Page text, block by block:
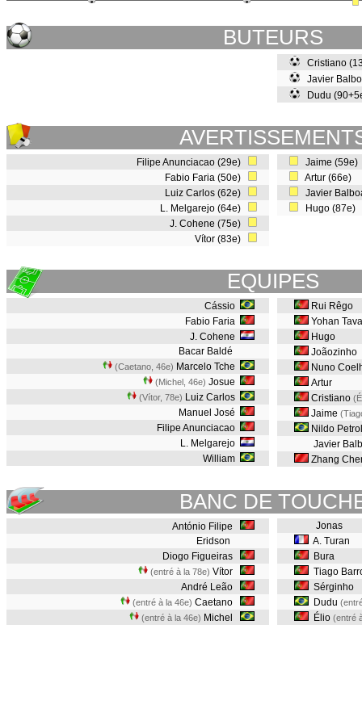
BUTEURS
Cristiano
Javier
Dudu
Filipe Anunciacao (29e)
Fabio Faria (50e)
Luiz Carlos (62e)
L. Melgarejo (64e)
J. Cohene (75e)
Vítor (83e)
Jaime (59e)
Artur (66e)
Javier
Hugo (87e)
EQUIPES
Cássio
Fabio Faria
J. Cohene
Bacar Baldé
(Caetano, 46e) Marcelo Tche
(Michel, 46e) Josue
(Vítor, 78e) Luiz Carlos
Manuel José
Filipe Anunciacao
L. Melgarejo
William
Rui Rêgo
Yohan
Hugo
Joãozinho
Nuno
Artur
Cristiano
Jaime
Nildo
Javier
Zhang
BANC DE
António Filipe
Eridson
Diogo Figueiras
(entré à la 78e) Vítor
André Leão
(entré à la 46e) Caetano
(entré à la 46e) Michel
Jonas
A. Turan
Bura
Tiago
Sérginho
Dudu
Élio (entré